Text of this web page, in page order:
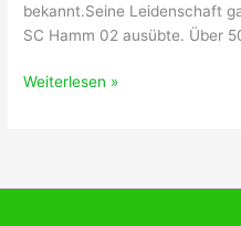
bekannt.Seine Leidenschaft
SC Hamm 02 ausübte. Über
Nachruf
Weiterlesen »